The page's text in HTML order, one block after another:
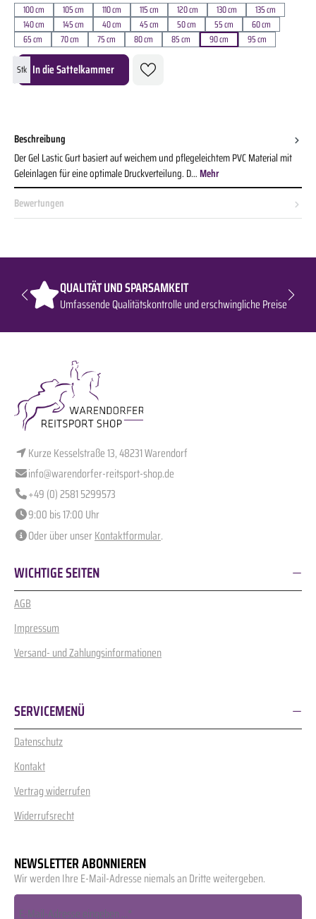
100 cm 105 cm 110 cm 115 cm 120 cm 130 cm
135 cm
140 cm
145 cm 40 cm 45 cm 50 cm 55 cm
60 cm
65 cm
70 cm 75 cm 80 cm 85 cm 90 cm 95 cm
Produkt Anzahl: Gib den gewünschten Wert ein oder benutze die Schaltflächen um die
Stk In die Sattelkammer
Beschreibung
Der Gel Lastic Gurt basiert auf weichem und pflegeleichtem PVC Material mit
Geleinlagen für eine optimale Druckverteilung. D…Mehr
Bewertungen
QUALITÄT UND SPARSAMKEIT
Umfassende Qualitätskontrolle und erschwingliche Preise
Kurze Kesselstraße 13, 48231 Warendorf
info@warendorfer-reitsport-shop.de
+49 (0) 2581 5299573
9:00 bis 17:00 Uhr
Oder über unserKontaktformular.
WICHTIGE SEITEN
AGB
Impressum
Versand- und Zahlungsinformationen
SERVICEMENÜ
Datenschutz
Kontakt
Vertrag widerrufen
Widerrufsrecht
NEWSLETTER ABONNIEREN
Wir werden Ihre E-Mail-Adresse niemals an Dritte weitergeben.